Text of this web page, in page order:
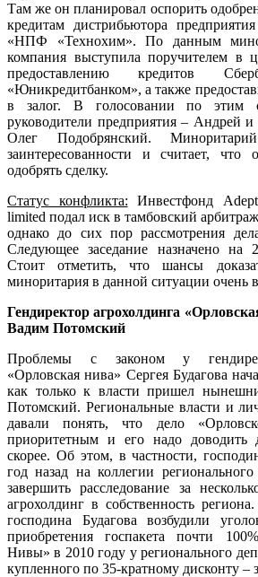
Там же он планировал оспорить
кредитам дистрибьютора
«НПФ «Технохим». По данным
компания выступила поручителем в
предоставлению кредитов
«Юникредитбанком», а также
в залог. В голосовании по этим
руководители предприятия – Андрей
Олег Подобрянский.
заинтересованности и считает,
одобрять сделку.
Статус конфликта: Инвестфонд
limited подал иск в тамбовский
однако до сих пор рассмотрения
Следующее заседание назначено на
Стоит отметить, что шансы
миноритария в данной ситуации очень
Гендиректор агрохолдинга
Вадим Потомский
Проблемы с законом у
«Орловская нива» Сергея Будагова
как только к власти пришел
Потомский. Региональные власти и
давали понять, что дело
приоритетным и его надо
скорее. Об этом, в частности,
год назад на коллегии
завершить расследование за
агрохолдинг в собственность
господина Будагова возбудили
приобретения госпакета почти
Нивы» в 2010 году у регионального
купленного по 35-кратному дисконту –